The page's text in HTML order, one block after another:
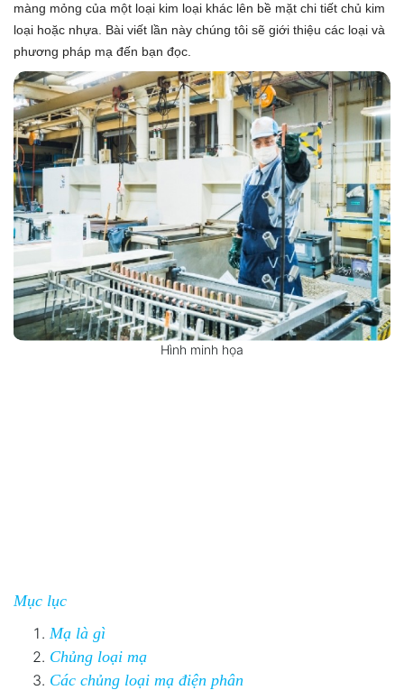
màng mỏng của một loại kim loại khác lên bề mặt chi tiết chủ kim
loại hoặc nhựa. Bài viết lần này chúng tôi sẽ giới thiệu các loại và
phương pháp mạ đến bạn đọc.
Hình minh họa
Mục lục
Mạ là gì
Chủng loại mạ
Các chủng loại mạ điện phân